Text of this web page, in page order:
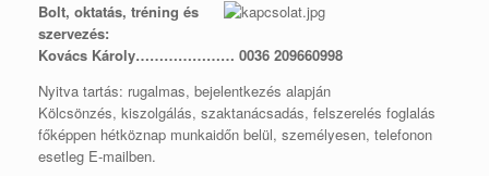
Bolt, oktatás, tréning és
szervezés:
Kovács Károly………………… 0036 209660998
Nyitva tartás: rugalmas, bejelentkezés alapján
Kölcsönzés, kiszolgálás, szaktanácsadás, felszerelés foglalás
főképpen hétköznap munkaidőn belül, személyesen, telefonon
esetleg E-mailben.